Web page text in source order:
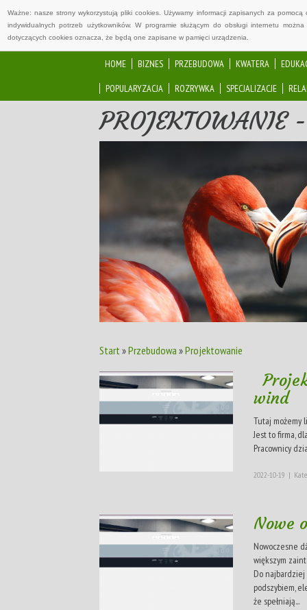
Ważne: nasze strony wykorzystują pliki cookies. Używamy informacji zapisanych za
indywidualnych potrzeb użytkowników. W programie służącym do obsługi internetu
dotyczących cookies oznacza, że będą one zapisane w pamięci urządzenia.
HOME BIZNES PRZEBUDOWA KWATERA
POPULARYZACJA
ROZRYWKA SPECJALIZACJE
PROJEKTOWANIE
Start »Przebudowa »Projektowanie
wind
Tutaj możemy
Jest to firma,
Pracownicy
2022-10-19 |
Nowe
Nowoczesne
większym
Do
podszybiem,
że spełniają...